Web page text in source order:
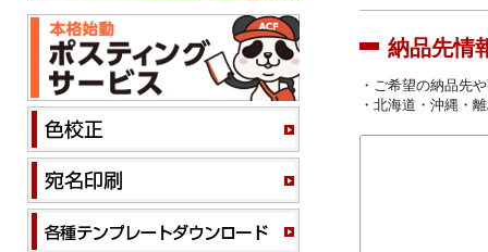
納品先情
・ご希望の納品先
・北海道・沖縄・